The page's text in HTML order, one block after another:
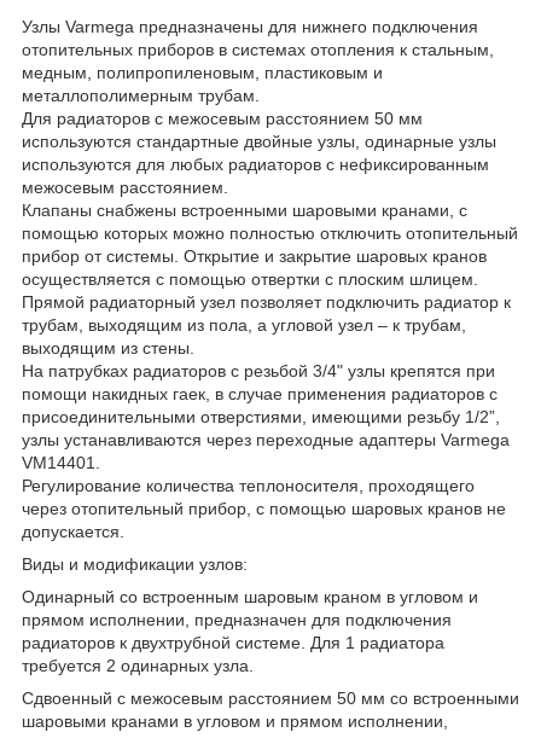
Узлы Varmega предназначены для нижнего подключения
отопительных приборов в системах отопления к стальным,
медным, полипропиленовым, пластиковым и
металлополимерным трубам.
Для радиаторов с межосевым расстоянием 50 мм
используются стандартные двойные узлы, одинарные узлы
используются для любых радиаторов с нефиксированным
межосевым расстоянием.
Клапаны снабжены встроенными шаровыми кранами, с
помощью которых можно полностью отключить отопительный
прибор от системы. Открытие и закрытие шаровых кранов
осуществляется с помощью отвертки с плоским шлицем.
Прямой радиаторный узел позволяет подключить радиатор к
трубам, выходящим из пола, а угловой узел – к трубам,
выходящим из стены.
На патрубках радиаторов с резьбой 3/4" узлы крепятся при
помощи накидных гаек, в случае применения радиаторов с
присоединительными отверстиями, имеющими резьбу 1/2”,
узлы устанавливаются через переходные адаптеры Varmega
VM14401.
Регулирование количества теплоносителя, проходящего
через отопительный прибор, с помощью шаровых кранов не
допускается.
Виды и модификации узлов:
Одинарный со встроенным шаровым краном в угловом и
прямом исполнении, предназначен для подключения
радиаторов к двухтрубной системе. Для 1 радиатора
требуется 2 одинарных узла.
Сдвоенный с межосевым расстоянием 50 мм со встроенными
шаровыми кранами в угловом и прямом исполнении,